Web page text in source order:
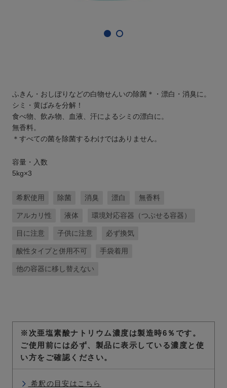
ふきん・おしぼりなどの白物せんいの除菌＊・漂白・消臭に。
シミ・黄ばみを分解！
食べ物、飲み物、血液、汗によるシミの漂白に。
無香料。
＊すべての菌を除菌するわけではありません。
容量・入数
5kg×3
希釈使用 除菌 消臭 漂白 無香料
アルカリ性 液体 環境対応容器（つぶせる容器）
目に注意 子供に注意 必ず換気
酸性タイプと併用不可 手袋着用
他の容器に移し替えない
※次亜塩素酸ナトリウム濃度は製造時6％です。
ご使用前には必ず、製品に表示している濃度と使
い方をご確認ください。
希釈の目安はこちら